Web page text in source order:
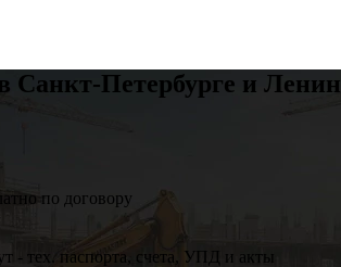
Санкт-Петербурге и
по договору
- тех. паспорта, счета, УПД и акты